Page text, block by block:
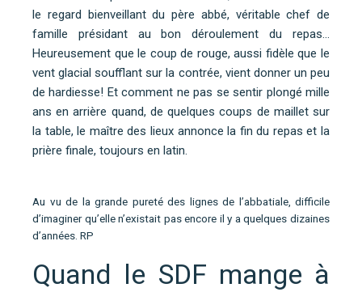
le regard bienveillant du père abbé, véritable chef de
famille présidant au bon déroulement du repas…
Heureusement que le coup de rouge, aussi fidèle que le
vent glacial soufflant sur la contrée, vient donner un peu
de hardiesse! Et comment ne pas se sentir plongé mille
ans en arrière quand, de quelques coups de maillet sur
la table, le maître des lieux annonce la fin du repas et la
prière finale, toujours en latin.
Au vu de la grande pureté des lignes de l’abbatiale, difficile
d’imaginer qu’elle n’existait pas encore il y a quelques dizaines
d’années. RP
Quand le SDF mange à